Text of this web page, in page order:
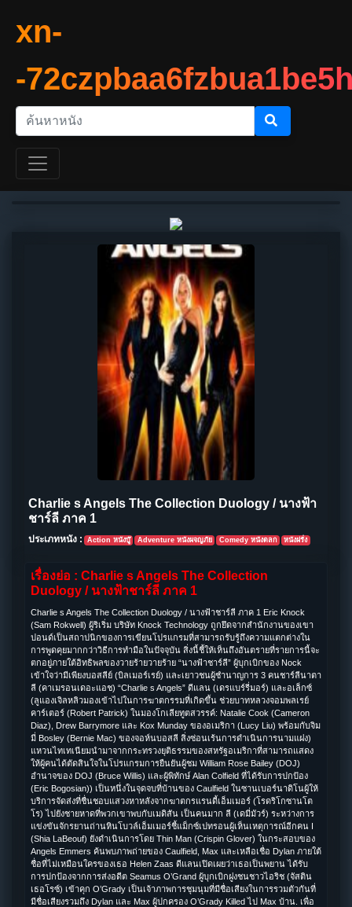
xn-
-
Charlie s Angels The Collection Duology / นางฟ้า
ชาร์ลี ภาค 1
ประเภทหนัง : Action หนังบู๊ Adventure หนังผจญภัย Comedy หนังตลก หนังฝรั่ง
เรื่องย่อ : Charlie s Angels The Collection
Duology / นางฟ้าชาร์ลี ภาค 1
Charlie s Angels The Collection Duology / นางฟ้าชาร์ลี ภาค 1 Eric Knock
(Sam Rokwell) ผู้ริเริ่ม บริษัท Knock Technology ถูกยึดจากสำนักงานของเขา
ปอนด์เป็นสถาปนิกของการเขียนโปรแกรมที่สามารถรับรู้ถึงความแตกต่างใน
การพูดคุยมากกว่าวิธีการทำมือในปัจจุบัน สิ่งนี้ชี้ให้เห็นถึงอันตรายที่รายการนี้จะ
ตกอยู่ภายใต้อิทธิพลของวายร้ายวายร้าย “นางฟ้าชาร์ลี” ผู้บุกเบิกของ Nock
เข้าใจว่ามีเพียงบอสลีย์ (บิลเมอร์เรย์) และเยาวชนผู้ชำนาญการ 3 คนชาร์ลีนาตา
ลี (คาเมรอนเดอะแอช) “Charlie s Angels” ดีแลน (เดรแบร์รี่มอร์) และอเล็กซ์
(ลูแองเจิลหลิวมองเข้าไปในการฆาตกรรมที่เกิดขึ้น ช่วยบาทหลวงจอมพลเรย์
คาร์เตอร์ (Robert Patrick) ในมองโกเลียทูตสวรรค์: Natalie Cook (Cameron
Diaz), Drew Barrymore และ Kox Munday ของอเมริกา (Lucy Liu) พร้อมกับจิม
มี่ Bosley (Bernie Mac) ของจอห์นบอสลี สิ่งซ่อนเร้นการดำเนินการนามแฝง)
แหวนไทเทเนียมนำมาจากกระทรวงยุติธรรมของสหรัฐอเมริกาที่สามารถแสดง
ให้ผู้คนได้ตัดสินใจในโปรแกรมการยืนยันผู้ชม William Rose Bailey (DOJ)
อำนาจของ DOJ (Bruce Willis) และผู้พิทักษ์ Alan Colfield ที่ได้รับการปกป้อง
(Eric Bogosian)) เป็นหนึ่งในจุดจบที่บ้านของ Caulfield ในซานเบอร์นาดิโนผู้ให้
บริการจัดส่งที่ชื่นชอบแสวงหาหลังจากฆาตกรแรนดี้เอ็มเมอร์ (โรดริโกซานโต
โร) ไปยังชายหาดที่พวกเขาพบกับเมดิสัน เป็นคนมาก ลี (เดมี่มัวร์) ระหว่างการ
แข่งขันจักรยานถ่านหินโบวล์เอ็มเมอร์ชี้แม็กซ์เปทรอนผู้เห็นเหตุการณ์อีกคน I
(Shia LaBeouf) ยังดำเนินการโดย Thin Man (Crispin Glover) ในกระสอบของ
Angels Emmers ค้นพบภาพถ่ายของ Caulfield, Max และเหลือเชื่อ Dylan ภายใต้
ชื่อที่ไม่เหมือนใครของเธอ Helen Zaas ดีแลนเปิดเผยว่าเธอเป็นพยาน ได้รับ
การปกป้องจากการส่งอดีต Seamus O’Grand ผู้บุกเบิกฝูงชนชาวไอริช (จัสติน
เธอโรซ์) เข้าคุก O’Grady เป็นเจ้าภาพการชุมนุมที่มีชื่อเสียงในการรวมตัวกันที่
มีชื่อเสียงรวมถึง Dylan และ Max ผู้ปกครอง O’Grady Killed ไป Max บ้าน. เพื่อ